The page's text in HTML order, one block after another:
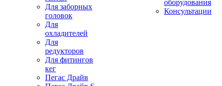
Для заборных
головок
Для
охладителей
Для
редукторов
Для фитингов
кег
Пегас Драйв
оборудования
Консультации